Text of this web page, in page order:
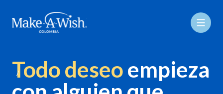
Todo deseoempieza